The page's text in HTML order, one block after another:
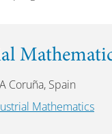
Coruña, Spain
Mathematics